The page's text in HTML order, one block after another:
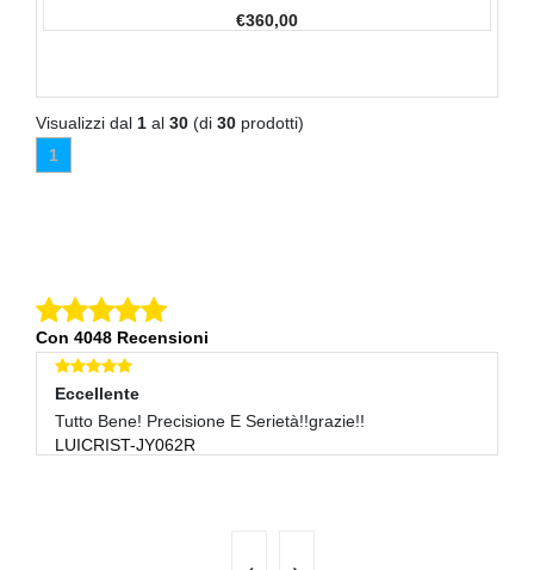
€360,00
Visualizzi dal 1 al 30 (di 30 prodotti)
1
Con 4048 Recensioni
Eccellente
Tutto Bene! Precisione E Serietà!!grazie!!
LUICRIST-JY062R
Eccellente
Venditore Perfetto-spedizione Super Veloce-preciso-
raccomand